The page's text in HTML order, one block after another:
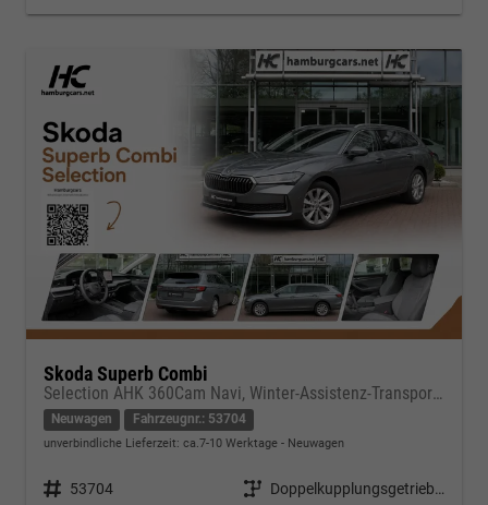
Skoda Superb Combi
Selection AHK 360Cam Navi, Winter-Assistenz-Transportpaket
Neuwagen Fahrzeugnr.: 53704
unverbindliche Lieferzeit: ca.7-10 Werktage Neuwagen
Fahrzeugnr. 53704 Getriebe
Doppelkupplungsgetriebe (DSG)